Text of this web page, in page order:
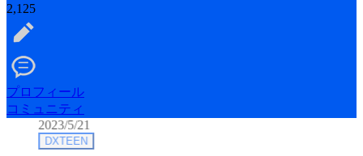
2,125
プロフィール
コミュニティ
2023/5/21
DXTEEN